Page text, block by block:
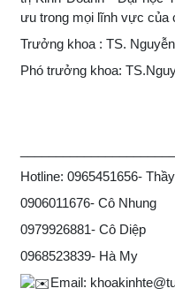
ưu trong mọi lĩnh vực của
Trưởng khoa : TS.
Phó trưởng khoa:
Hotline: 0965451656-
0906011676- Cô Nhung
0979926881- Cô Diệp
0968523839- Hà My
Email: